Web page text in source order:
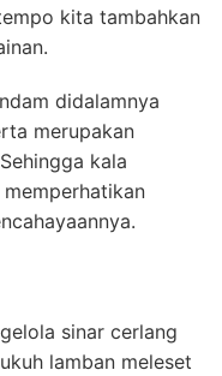
kita tambahkan
didalamnya
merupakan
kala
sinar cerlang
lamban meleset